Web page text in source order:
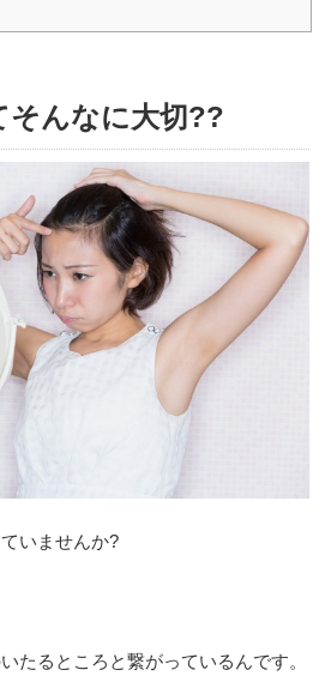
そんなに大切??
いませんか?
たるところと繋がっているんです。